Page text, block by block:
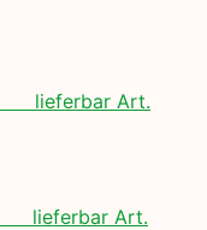
lieferbar Art.
lieferbar Art.